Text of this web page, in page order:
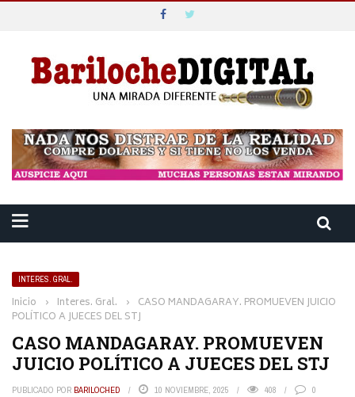
INTERES. GRAL.
Inicio › Interes. Gral. › CASO MANDAGARAY. PROMUEVEN JUICIO
POLÍTICO A JUECES DEL STJ
CASO MANDAGARAY. PROMUEVEN
JUICIO POLÍTICO A JUECES DEL STJ
PUBLICADO POR BARILOCHED 10 NOVIEMBRE, 2025 408 0